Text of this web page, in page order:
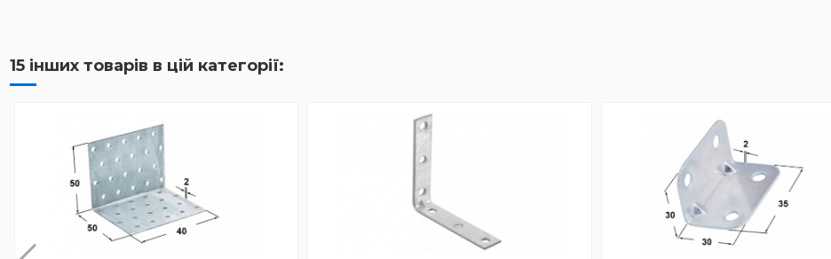
15 інших товарів в цій категорії: